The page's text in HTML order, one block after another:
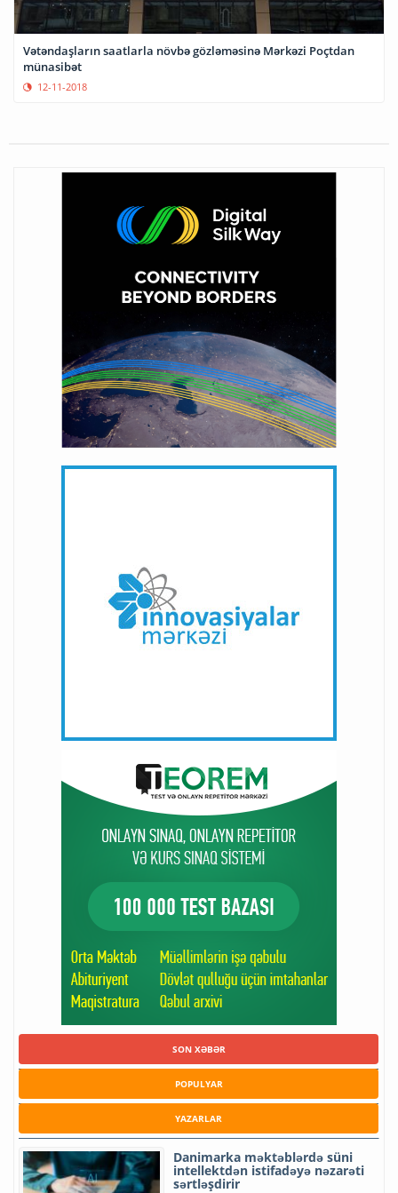
Vətəndaşların saatlarla növbə gözləməsinə Mərkəzi Poçtdan
münasibət
12-11-2018
SON XƏBƏR
POPULYAR
YAZARLAR
Danimarka məktəblərdə süni
intellektdən istifadəyə nəzarəti
sərtləşdirir